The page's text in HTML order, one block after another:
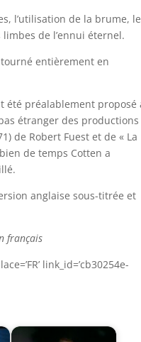
l’utilisation de la brume,
de l’ennui éternel.
entièrement en
été préalablement proposé
étranger des productions
de Robert Fuest et de « La
de temps Cotten a
anglaise sous-titrée et
français
link_id=’cb30254e-